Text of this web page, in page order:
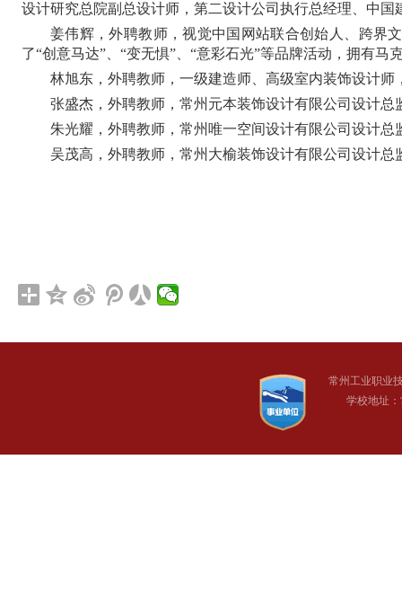
设计研究总院副总设计师，第二设计公司执行总经理、中
姜伟辉，外聘教师，视觉中国网站联合创始人、跨界
了“创意马达”、“变无惧”、“意彩石光”等品牌活动，拥有马
林旭东，外聘教师，一级建造师、高级室内装饰设计
张盛杰，外聘教师，常州元本装饰设计有限公司设计总
朱光耀，外聘教师，常州唯一空间设计有限公司设计总
吴茂高，外聘教师，常州大榆装饰设计有限公司设计总
常州工业职业
学校地址